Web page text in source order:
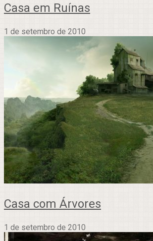
Casa em Ruínas
1 de setembro de 2010
Casa com Árvores
1 de setembro de 2010